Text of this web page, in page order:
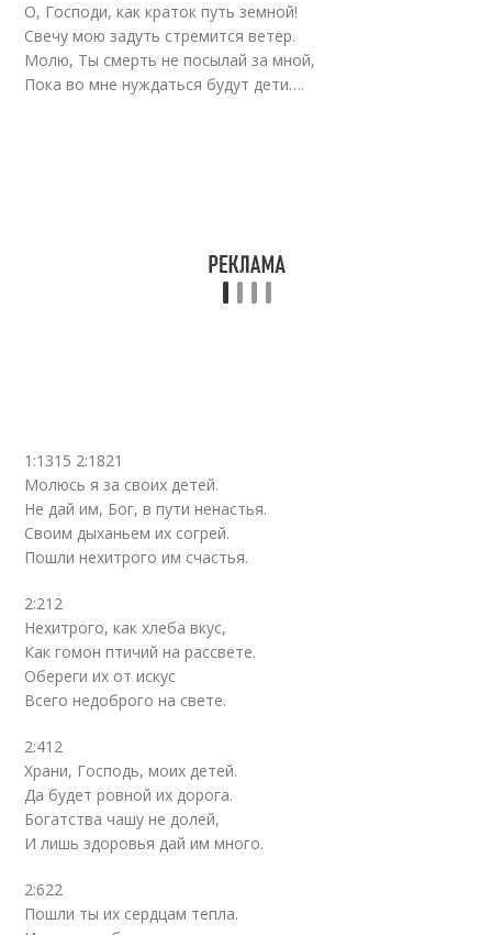
О, Господи, как краток путь земной!
Свечу мою задуть стремится ветер.
Молю, Ты смерть не посылай за мной,
Пока во мне нуждаться будут дети….
1:1315 2:1821
Молюсь я за своих детей.
Не дай им, Бог, в пути ненастья.
Своим дыханьем их согрей.
Пошли нехитрого им счастья.
2:212
Нехитрого, как хлеба вкус,
Как гомон птичий на рассвете.
Обереги их от искус
Всего недоброго на свете.
2:412
Храни, Господь, моих детей.
Да будет ровной их дорога.
Богатства чашу не долей,
И лишь здоровья дай им много.
2:622
Пошли ты их сердцам тепла.